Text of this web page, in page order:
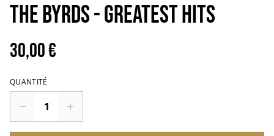
THE BYRDS - Greatest hits
30,00 €
QUANTITÉ